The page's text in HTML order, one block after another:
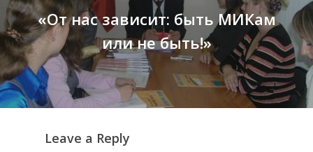
«От нас зависит: быть МИКам
или не быть!»
Leave a Reply